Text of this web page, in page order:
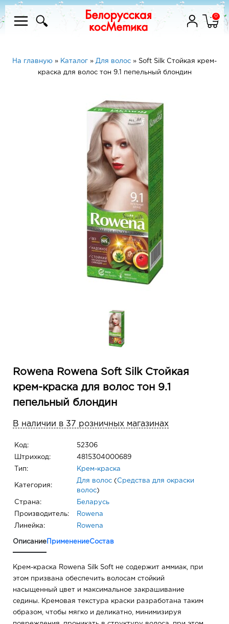
0
На главную » Каталог » Для волос » Soft Silk Стойкая крем-
краска для волос тон 9.1 пепельный блондин
Rowena Rowena Soft Silk Стойкая
крем-краска для волос тон 9.1
пепельный блондин
В наличии в 37 розничных магазинах
Код: 52306
Штрихкод: 4815304000689
Тип: Крем-краска
Категория:
Для волос ( Средства для окраски
волос)
Страна: Беларусь
Производитель: Rowena
Линейка: Rowena
Описание ПрименениеСостав
Крем-краска Rowena Silk Soft не содержит аммиак, при
этом призвана обеспечить волосам стойкий
насыщенный цвет и максимальное закрашивание
седины. Кремовая текстура краски разработана таким
образом, чтобы мягко и деликатно, минимизируя